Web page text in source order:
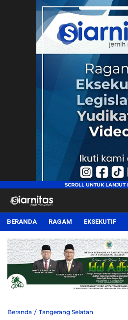
siarnitas
Jernih Menyiarkan
BERANDA RAGAM EKSEKUTIF
Beranda Tangerang Selatan